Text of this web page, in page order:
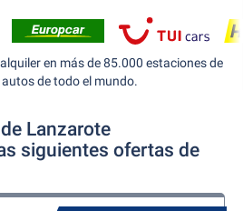
en más de 85.000 estaciones de
de todo el mundo.
Lanzarote
siguientes ofertas de